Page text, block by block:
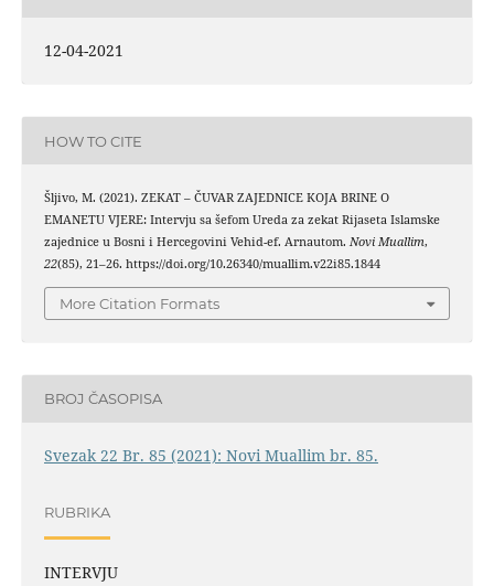
12-04-2021
HOW TO CITE
Šljivo, M. (2021). ZEKAT – ČUVAR ZAJEDNICE KOJA BRINE O
EMANETU VJERE: Intervju sa šefom Ureda za zekat Rijaseta Islamske
zajednice u Bosni i Hercegovini Vehid-ef. Arnautom. Novi Muallim,
22(85), 21–26. https://doi.org/10.26340/muallim.v22i85.1844
More Citation Formats
BROJ ČASOPISA
Svezak 22 Br. 85 (2021): Novi Muallim br. 85.
RUBRIKA
INTERVJU